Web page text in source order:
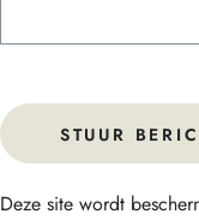
STUUR
Deze site wordt